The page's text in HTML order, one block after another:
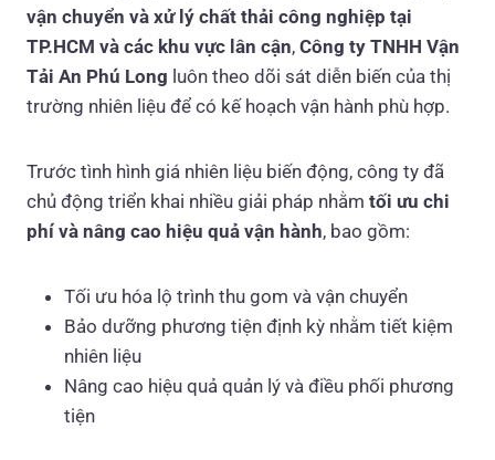
vận chuyển và xử lý chất thải công nghiệp tại
TP.HCM và các khu vực lân cận, Công ty TNHH Vận
Tải An Phú Long luôn theo dõi sát diễn biến của thị
trường nhiên liệu để có kế hoạch vận hành phù hợp.
Trước tình hình giá nhiên liệu biến động, công ty đã
chủ động triển khai nhiều giải pháp nhằm tối ưu chi
phí và nâng cao hiệu quả vận hành, bao gồm:
Tối ưu hóa lộ trình thu gom và vận chuyển
Bảo dưỡng phương tiện định kỳ nhằm tiết kiệm
nhiên liệu
Nâng cao hiệu quả quản lý và điều phối phương
tiện